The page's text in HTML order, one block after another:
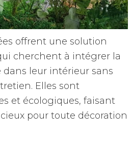
offrent une solution
cherchent à intégrer la
dans leur intérieur sans
Elles sont
et écologiques, faisant
pour toute décoration